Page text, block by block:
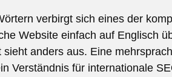
verbirgt sich eines der
Website einfach auf Englisch
anders aus. Eine
Verständnis für internationale